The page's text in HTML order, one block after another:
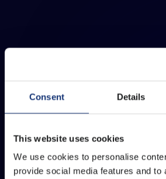
Consent Details
This website uses cookies
We use cookies to personalise
provide social media features and to